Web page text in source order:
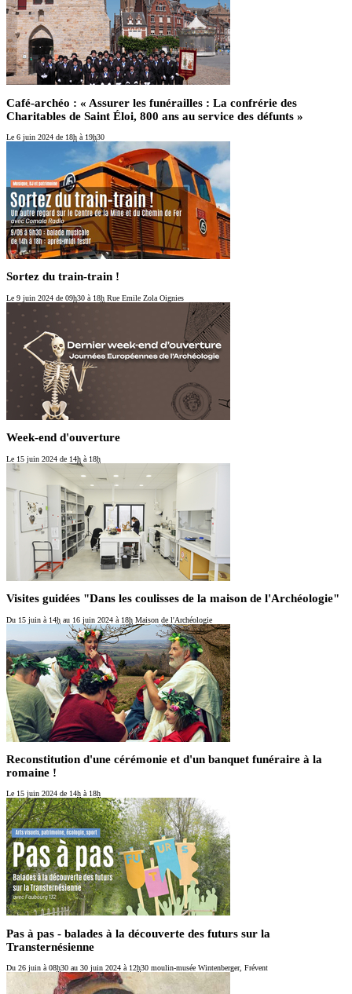
Café-archéo : « Assurer les funérailles : La confrérie des
Charitables de Saint Éloi, 800 ans au service des défunts »
Le 6 juin 2024 de 18h à 19h30
Sortez du train-train !
Le 9 juin 2024 de 09h30 à 18h Rue Emile Zola Oignies
Week-end d'ouverture
Le 15 juin 2024 de 14h à 18h
Visites guidées "Dans les coulisses de la maison de l'Archéologie"
Du 15 juin à 14h au 16 juin 2024 à 18h Maison de l'Archéologie
Reconstitution d'une cérémonie et d'un banquet funéraire à la
romaine !
Le 15 juin 2024 de 14h à 18h
Pas à pas - balades à la découverte des futurs sur la
Transternésienne
Du 26 juin à 08h30 au 30 juin 2024 à 12h30 moulin-musée Wintenberger, Frévent